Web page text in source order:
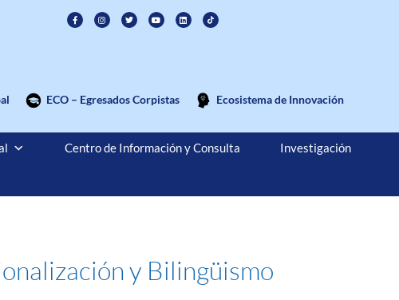
ECO – Egresados Corpistas Ecosistema de Innovación
Centro de Información y Consulta Investigación
y Bilingüismo